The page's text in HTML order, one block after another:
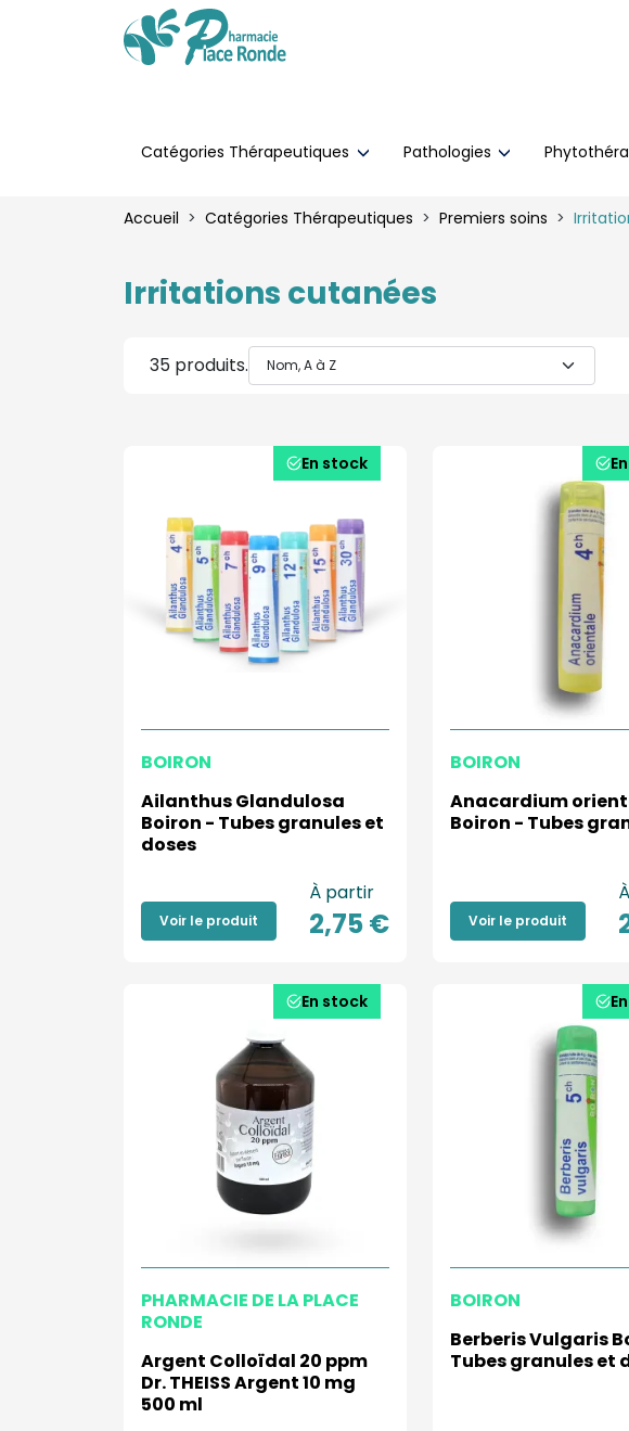
Catégories Thérapeutiques Pathologies
Accueil Catégories Thérapeutiques Premiers soins
Irritations cutanées
35 produits.
En stock
BOIRON
Ailanthus Glandulosa
Boiron - Tubes granules et
doses
Voir le produit
À partir
2,75 €
BOIRON
Anacardium
Boiron - Tubes
Voir le produit
En stock
PHARMACIE DE LA PLACE
RONDE
Argent Colloïdal 20 ppm
Dr. THEISS Argent 10 mg
500 ml
BOIRON
Berberis Vulgaris
Tubes granules et